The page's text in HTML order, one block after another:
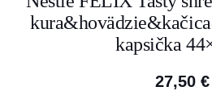
kapsička
27,50 €